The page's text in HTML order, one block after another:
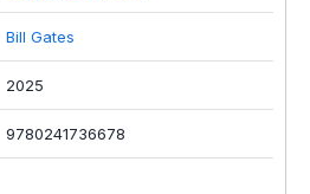
Bill Gates
2025
9780241736678